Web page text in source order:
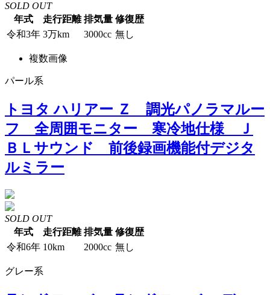
SOLD OUT
年式
走行距離 排気量 修復歴
令和3年 3万km 3000cc 無し
複数画像
パール系
トヨタ ハリアー Ｚ 調光パノラマルー
フ 全周囲モニター 寒冷地仕様 Ｊ
ＢＬサウンド 前後録画機能付デジタ
ルミラー
SOLD OUT
年式
走行距離 排気量 修復歴
令和6年 10km 2000cc 無し
グレー系